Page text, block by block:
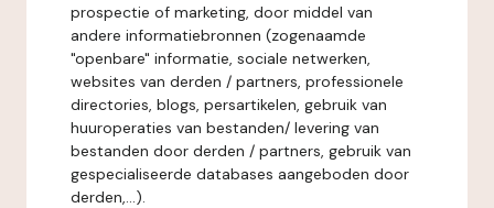
prospectie of marketing, door middel van
andere informatiebronnen (zogenaamde
"openbare" informatie, sociale netwerken,
websites van derden / partners, professionele
directories, blogs, persartikelen, gebruik van
huuroperaties van bestanden/ levering van
bestanden door derden / partners, gebruik van
gespecialiseerde databases aangeboden door
derden,...).